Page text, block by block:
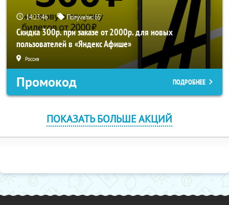
14:23:46 Получили:65
Скидка 300р. при заказе от 2000р. для новых
пользователей в «Яндекс Афише»
Россия
Промокод ПОДРОБНЕЕ
ПОКАЗАТЬ БОЛЬШЕ АКЦИЙ